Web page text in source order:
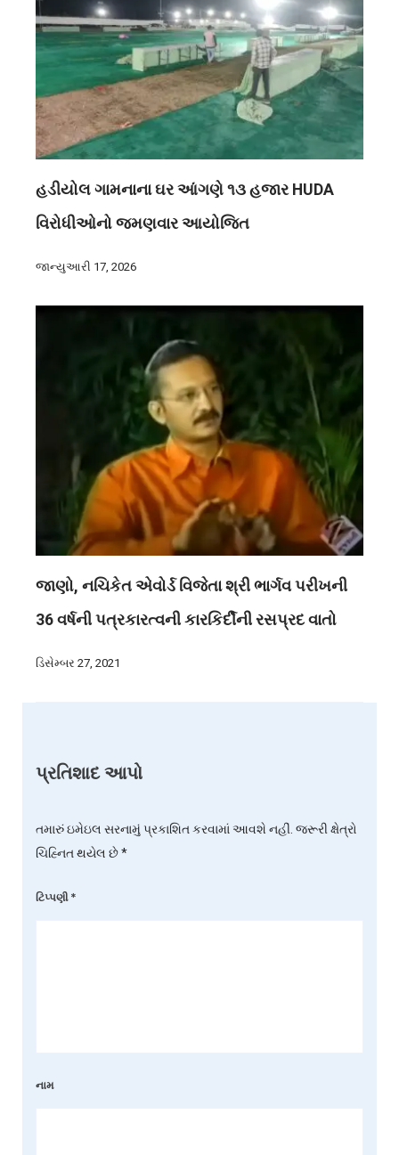
હડીયોલ ગામનાના ઘર આંગણે ૧૩ હજાર HUDA
વિરોધીઓનો જમણવાર આયોજિત
જાન્યુઆરી 17, 2026
જાણો, નચિકેત એવોર્ડ વિજેતા શ્રી ભાર્ગવ પરીખની
36 વર્ષની પત્રકારત્વની કારકિર્દીની રસપ્રદ વાતો
ડિસેમ્બર 27, 2021
પ્રતિશાદ આપો
તમારું ઇમેઇલ સરનામું પ્રકાશિત કરવામાં આવશે નહીં. જરૂરી ક્ષેત્રો
ચિહ્નિત થયેલ છે*
ટિપ્પણી *
નામ